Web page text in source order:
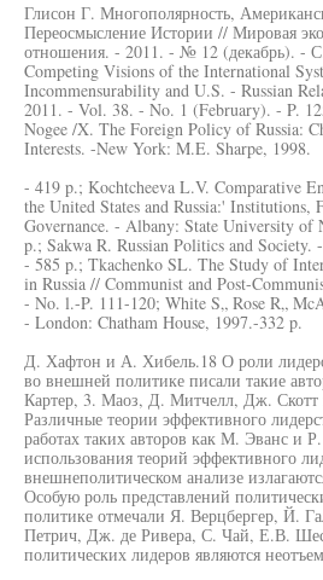
Глисон Г. Многополярность,
Переосмысление Истории // Мировая
отношения. - 2011. - № 12 (декабрь). -
Competing Visions of the International
Incommensurability and U.S. - Russian
2011. - Vol. 38. - No. 1 (February). - P.
Nogee /X. The Foreign Policy of Russia:
Interests. -New York: M.E. Sharpe, 1998.
- 419 p.; Kochtcheeva L.V. Comparative
the United States and Russia:' Institutions,
Governance. - Albany: State University of
p.; Sakwa R. Russian Politics and Society.
- 585 p.; Tkachenko SL. The Study of
in Russia // Communist and Post-
- No. l.-P. 111-120; White S„ Rose R„
- London: Chatham House, 1997.-332 p.
Д. Хафтон и А. Хибель.18 О роли
во внешней политике писали такие
Картер, 3. Маоз, Д. Митчелл, Дж.
Различные теории эффективного
работах таких авторов как М. Эванс и
использования теорий эффективного
внешнеполитическом анализе
Особую роль представлений
политике отмечали Я. Верцбергер, Й.
Петрич, Дж. де Ривера, С. Чай, Е.В.
политических лидеров являются